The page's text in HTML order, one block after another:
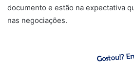
documento e estão na expectativa
nas negociações.